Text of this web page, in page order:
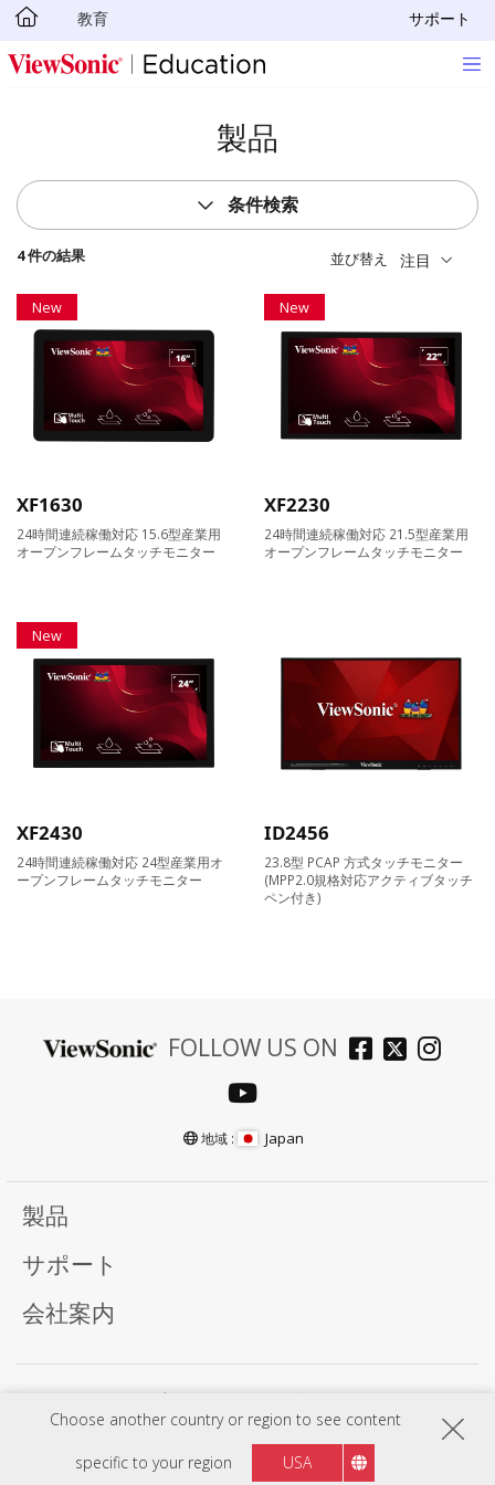
Choose another country or region to see content
specific to your region USA
Skip to main content
教育 サポート
製品
条件検索
4 件の結果 並び替え 注目
New
XF1630
24時間連続稼働対応 15.6型産業用
オープンフレームタッチモニター
New
XF2230
24時間連続稼働対応 21.5型産業用
オープンフレームタッチモニター
New
XF2430
24時間連続稼働対応 24型産業用オ
ープンフレームタッチモニター
ID2456
23.8型 PCAP 方式タッチモニター
(MPP2.0規格対応アクティブタッチ
ペン付き)
FOLLOW US ON
地域 : Japan
製品
サポート
会社案内
プライバシーポリシー
利用規約
プログラム、仕様、価格、外観は予告なく変更する場合がありますのでご了承下さい。又は
部分機種及びプログラムは国によって異なることがありますので、詳細情報については
Copyright © ViewSonic Corporation 2000-2026 . All rights reserved.